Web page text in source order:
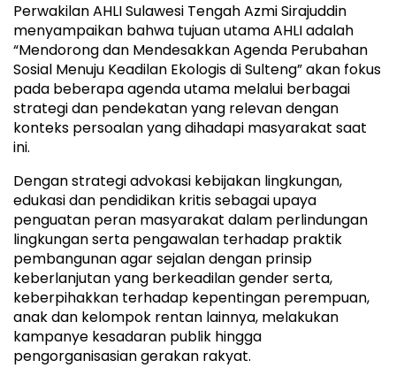
Perwakilan AHLI Sulawesi Tengah Azmi Sirajuddin
menyampaikan bahwa tujuan utama AHLI adalah
“Mendorong dan Mendesakkan Agenda Perubahan
Sosial Menuju Keadilan Ekologis di Sulteng” akan fokus
pada beberapa agenda utama melalui berbagai
strategi dan pendekatan yang relevan dengan
konteks persoalan yang dihadapi masyarakat saat
ini.
Dengan strategi advokasi kebijakan lingkungan,
edukasi dan pendidikan kritis sebagai upaya
penguatan peran masyarakat dalam perlindungan
lingkungan serta pengawalan terhadap praktik
pembangunan agar sejalan dengan prinsip
keberlanjutan yang berkeadilan gender serta,
keberpihakkan terhadap kepentingan perempuan,
anak dan kelompok rentan lainnya, melakukan
kampanye kesadaran publik hingga
pengorganisasian gerakan rakyat.